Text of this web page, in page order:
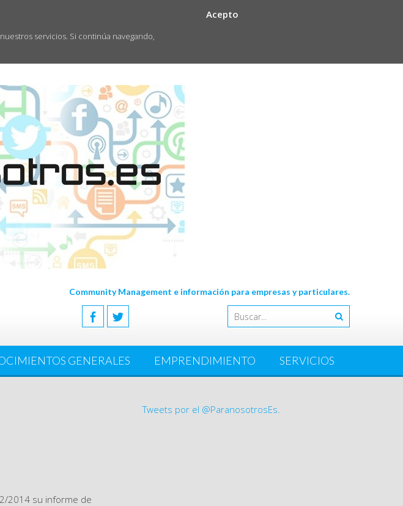
servicios. Si continúa navegando,
Acepto
Community Management e información para empresas y particulares.
GENERALES EMPRENDIMIENTO SERVICIOS
2014 su informe de
Tweets por el @ParanosotrosEs.